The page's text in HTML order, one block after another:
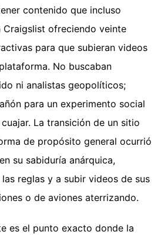
contenido que incluso
Craigslist ofreciendo veinte
para que subieran videos
No buscaban
ni analistas geopolíticos;
para un experimento social
La transición de un sitio
de propósito general ocurrió
su sabiduría anárquica,
reglas y a subir videos de sus
o de aviones aterrizando.
es el punto exacto donde la